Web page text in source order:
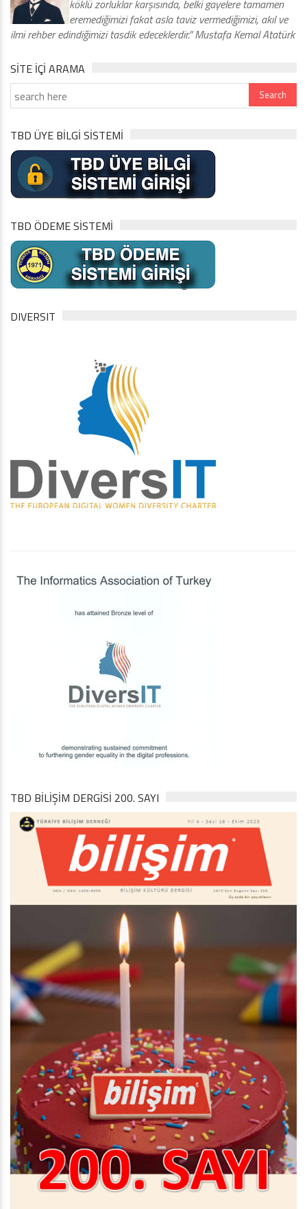
köklü zorluklar karşısında, belki gayelere tamamen
eremediğimizi fakat asla taviz vermediğimizi, akıl ve
ilmi rehber edindiğimizi tasdik edeceklerdir.” Mustafa Kemal Atatürk
SITE IÇI ARAMA
TBD ÜYE BİLGİ SİSTEMİ
TBD ÖDEME SİSTEMİ
DIVERSIT
TBD BILIŞIM DERGISI 200. SAYI